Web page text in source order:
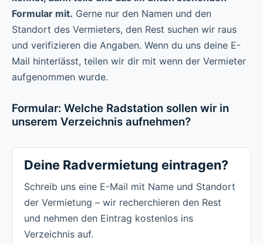
Formular mit. Gerne nur den Namen und den
Standort des Vermieters, den Rest suchen wir raus
und verifizieren die Angaben. Wenn du uns deine E-
Mail hinterlässt, teilen wir dir mit wenn der Vermieter
aufgenommen wurde.
Formular: Welche Radstation sollen wir in
unserem Verzeichnis aufnehmen?
Deine Radvermietung eintragen?
Schreib uns eine E-Mail mit Name und Standort
der Vermietung – wir recherchieren den Rest
und nehmen den Eintrag kostenlos ins
Verzeichnis auf.